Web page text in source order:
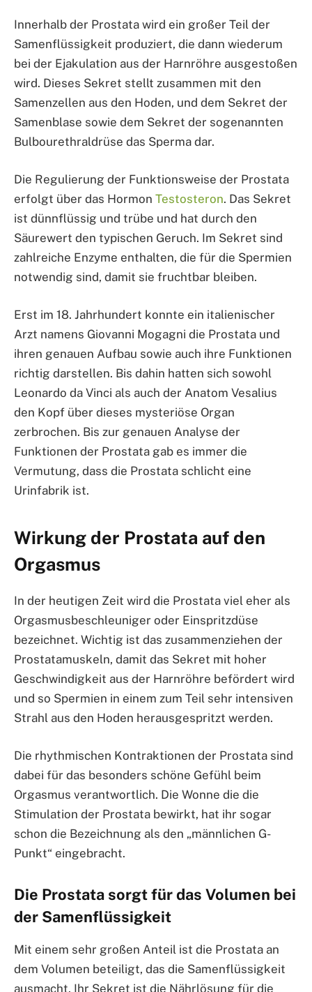
Innerhalb der Prostata wird ein großer Teil der
Samenflüssigkeit produziert, die dann wiederum
bei der Ejakulation aus der Harnröhre ausgestoßen
wird. Dieses Sekret stellt zusammen mit den
Samenzellen aus den Hoden, und dem Sekret der
Samenblase sowie dem Sekret der sogenannten
Bulbourethraldrüse das Sperma dar.
Die Regulierung der Funktionsweise der Prostata
erfolgt über das Hormon Testosteron. Das Sekret
ist dünnflüssig und trübe und hat durch den
Säurewert den typischen Geruch. Im Sekret sind
zahlreiche Enzyme enthalten, die für die Spermien
notwendig sind, damit sie fruchtbar bleiben.
Erst im 18. Jahrhundert konnte ein italienischer
Arzt namens Giovanni Mogagni die Prostata und
ihren genauen Aufbau sowie auch ihre Funktionen
richtig darstellen. Bis dahin hatten sich sowohl
Leonardo da Vinci als auch der Anatom Vesalius
den Kopf über dieses mysteriöse Organ
zerbrochen. Bis zur genauen Analyse der
Funktionen der Prostata gab es immer die
Vermutung, dass die Prostata schlicht eine
Urinfabrik ist.
Wirkung der Prostata auf den
Orgasmus
In der heutigen Zeit wird die Prostata viel eher als
Orgasmusbeschleuniger oder Einspritzdüse
bezeichnet. Wichtig ist das zusammenziehen der
Prostatamuskeln, damit das Sekret mit hoher
Geschwindigkeit aus der Harnröhre befördert wird
und so Spermien in einem zum Teil sehr intensiven
Strahl aus den Hoden herausgespritzt werden.
Die rhythmischen Kontraktionen der Prostata sind
dabei für das besonders schöne Gefühl beim
Orgasmus verantwortlich. Die Wonne die die
Stimulation der Prostata bewirkt, hat ihr sogar
schon die Bezeichnung als den „männlichen G-
Punkt“ eingebracht.
Die Prostata sorgt für das Volumen bei
der Samenflüssigkeit
Mit einem sehr großen Anteil ist die Prostata an
dem Volumen beteiligt, das die Samenflüssigkeit
ausmacht. Ihr Sekret ist die Nährlösung für die